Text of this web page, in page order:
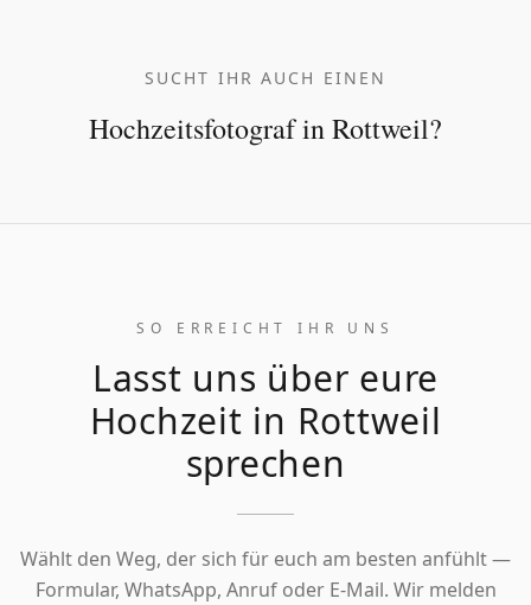
SUCHT IHR AUCH EINEN
HochzeitsfotografinRottweil?
SO ERREICHT IHR UNS
Lasst uns über eure
Hochzeit in Rottweil
sprechen
Wählt den Weg, der sich für euch am besten anfühlt —
Formular, WhatsApp, Anruf oder E-Mail. Wir melden